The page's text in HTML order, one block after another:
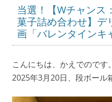
当選！【Wチャンス
菓子詰め合わせ】デ
画「バレンタインキ
こんにちは、かえでのです。
2025年3月20日、段ボール